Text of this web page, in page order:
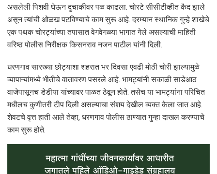
असलेली पिशवी घेऊन दुचाकीवर पळ काढला. चोरटे सीसीटीव्हीत कैद झाले
असून त्यांची ओळख पटविण्याचे काम सुरू आहे. दरम्यान स्थानिक गुन्हे शाखेचे
एक पथक चोरट्यांच्या तपासात वेगवेगळ्या भागात गेले असल्याची माहिती
वरिष्ठ पोलीस निरीक्षक किसनराव नजन पाटील यांनी दिली.
धरणगाव सारख्या छोट्याशा शहरात भर दिवसा एवढी मोठी चोरी झाल्यामुळे
व्यापाऱ्यांमध्ये भीतीचे वातावरण पसरले आहे. भामट्यांनी सकाळी साडेआठ
वाजेपासूनच डेडीया यांच्यावर पाळत ठेवून होते. तसेच या भामट्यांना परिचित
मधीलच कुणीतरी टीप दिली असल्याचा संशय देखील व्यक्त केला जात आहे.
शेवटचे वृत्त हाती आले तेव्हा, धरणगाव पोलीस ठाण्यात गुन्हा दाखल करण्याचे
काम सुरू होते.